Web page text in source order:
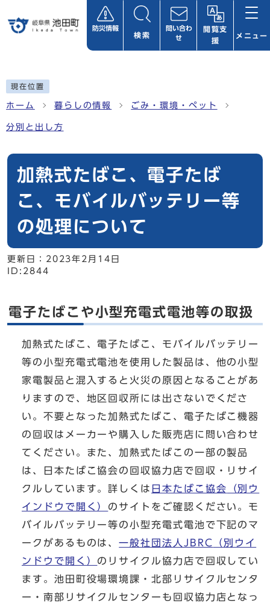
防災情報
検索
問い合わ
せ
閲覧支
援
メニュー
現在位置
ホーム 暮らしの情報 ごみ・環境・ペット
分別と出し方
加熱式たばこ、電子たば
こ、モバイルバッテリー等
の処理について
更新日： 2023年2月14日
ID:2844
電子たばこや小型充電式電池等の取扱
加熱式たばこ、電子たばこ、モバイルバッテリー
等の小型充電式電池を使用した製品は、他の小型
家電製品と混入すると火災の原因となることがあ
りますので、地区回収所には出さないでくださ
い。不要となった加熱式たばこ、電子たばこ機器
の回収はメーカーや購入した販売店に問い合わせ
てください。また、加熱式たばこの一部の製品
は、日本たばこ協会の回収協力店で回収・リサイ
クルしています。詳しくは 日本たばこ協会 （別ウ
インドウで開く） のサイトをご確認ください。モ
バイルバッテリー等の小型充電式電池で下記のマ
ークがあるものは、一般社団法人JBRC （別ウイ
ンドウで開く） のリサイクル協力店で回収してい
ます。池田町役場環境課・北部リサイクルセンタ
ー・南部リサイクルセンターも回収協力店となっ